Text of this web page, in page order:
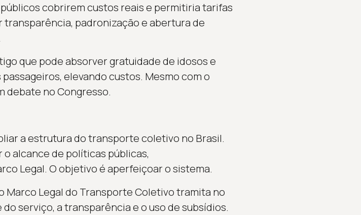
cobrirem custos reais e permitiria tarifas
padronização e abertura de
que pode absorver gratuidade de idosos e
elevando custos. Mesmo com o
debate no Congresso.
a estrutura do transporte coletivo no Brasil.
alcance de políticas públicas,
Legal. O objetivo é aperfeiçoar o sistema.
Marco Legal do Transporte Coletivo tramita no
serviço, a transparência e o uso de subsídios.